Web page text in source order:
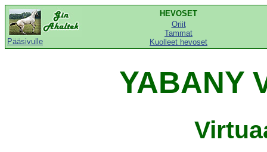
Pääsivulle
HEVOSET
Oriit
Tammat
Kuolleet hevoset
YABANY